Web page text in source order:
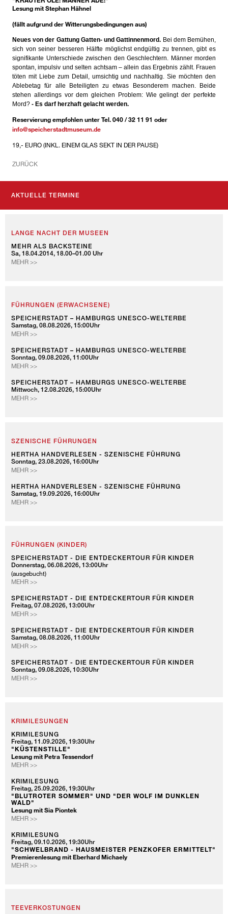
Lesung mit Stephan Hähnel
(fällt aufgrund der Witterungsbedingungen aus)
Neues von der Gattung Gatten- und Gattinnenmord. Bei dem Bemühen,
sich von seiner besseren Hälfte möglichst endgültig zu trennen, gibt es
signifikante Unterschiede zwischen den Geschlechtern. Männer morden
spontan, impulsiv und selten achtsam – allein das Ergebnis zählt. Frauen
töten mit Liebe zum Detail, umsichtig und nachhaltig. Sie möchten den
Ablebetag für alle Beteiligten zu etwas Besonderem machen. Beide
stehen allerdings vor dem gleichen Problem: Wie gelingt der perfekte
Mord? - Es darf herzhaft gelacht werden.
Reservierung empfohlen unter Tel. 040 / 32 11 91 oder
info@speicherstadtmuseum.de
19,- EURO (INKL. EINEM GLAS SEKT IN DER PAUSE)
ZURÜCK
AKTUELLE TERMINE
LANGE NACHT DER MUSEEN
MEHR ALS BACKSTEINE
Sa, 18.04.2014, 18.00–01.00 Uhr
MEHR >>
FÜHRUNGEN (ERWACHSENE)
SPEICHERSTADT – HAMBURGS UNESCO-WELTERBE
Samstag, 08.08.2026, 15:00Uhr
MEHR >>SPEICHERSTADT
HAMBURGS
UNESCO-
WELTERBE
SPEICHERSTADT – HAMBURGS UNESCO-WELTERBE
Sonntag, 09.08.2026, 11:00Uhr
MEHR >>SPEICHERSTADT
HAMBURGS
UNESCO-
WELTERBE
SPEICHERSTADT – HAMBURGS UNESCO-WELTERBE
Mittwoch, 12.08.2026, 15:00Uhr
MEHR >>SPEICHERSTADT
SZENISCHE FÜHRUNGEN
HERTHA HANDVERLESEN - SZENISCHE FÜHRUNG
Sonntag, 23.08.2026, 16:00Uhr
MEHR >>HERTHA
-
SZENISCHE
FÜHRUNG
HERTHA HANDVERLESEN - SZENISCHE FÜHRUNG
Samstag, 19.09.2026, 16:00Uhr
MEHR >>HERTHA
FÜHRUNGEN (KINDER)
SPEICHERSTADT - DIE ENTDECKERTOUR FÜR KINDER
Donnerstag, 06.08.2026, 13:00Uhr
(ausgebucht)
MEHR >>SPEICHERSTADT
DIE
ENTDECKERTOUR
FÜR
SPEICHERSTADT - DIE ENTDECKERTOUR FÜR KINDER
Freitag, 07.08.2026, 13:00Uhr
MEHR >>SPEICHERSTADT
DIE
ENTDECKERTOUR
FÜR
SPEICHERSTADT - DIE ENTDECKERTOUR FÜR KINDER
Samstag, 08.08.2026, 11:00Uhr
MEHR >>SPEICHERSTADT
DIE
ENTDECKERTOUR
FÜR
SPEICHERSTADT - DIE ENTDECKERTOUR FÜR KINDER
Sonntag, 09.08.2026, 10:30Uhr
MEHR >>SPEICHERSTADT
KINDER
KRIMILESUNGEN
KRIMILESUNG
Freitag, 11.09.2026, 19:30Uhr
"KÜSTENSTILLE"
Lesung mit Petra Tessendorf
MEHR >>KRIMILESUNG
KRIMILESUNG
Freitag, 25.09.2026, 19:30Uhr
"BLUTROTER SOMMER" UND "DER WOLF IM DUNKLEN
WALD"
Lesung mit Sia Piontek
MEHR >>KRIMILESUNG
KRIMILESUNG
Freitag, 09.10.2026, 19:30Uhr
"SCHWELBRAND - HAUSMEISTER PENZKOFER ERMITTELT"
Premierenlesung mit Eberhard Michaely
MEHR >>KRIMILESUNG
TEEVERKOSTUNGEN